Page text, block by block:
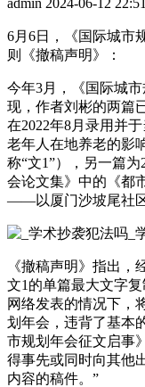
6月6日，《国际城市
则《撤稿声明》：
今年3月，《国际城
现，作者刘彬的两篇
在2022年8月录用并
老年人在地养老的
称“文1”），另一篇
会论文集》中的《都
——以厦门沙坡尾社区
《撤稿声明》指出，
文1的单篇最大文字
网络发表的情况下，
划年会，违背了基本
市规划年会征文启事
得事先或同时向其他
内容的稿件。”